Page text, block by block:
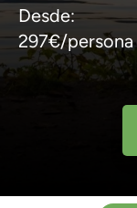
Desde:
297€/persona